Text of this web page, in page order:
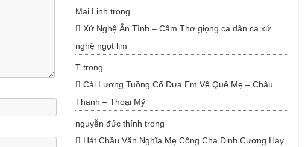
Mai Linh trong
Xứ Nghệ Ân Tình – Cẩm Thơ giọng ca dân ca xứ
nghệ ngọt lịm
Ttrong
Cải Lương Tuồng Cổ Đưa Em Về Quê Mẹ – Châu
Thanh – Thoại Mỹ
nguyễn đức thính trong
Hát Chầu Văn Nghĩa Mẹ Công Cha Đinh Cương Hay